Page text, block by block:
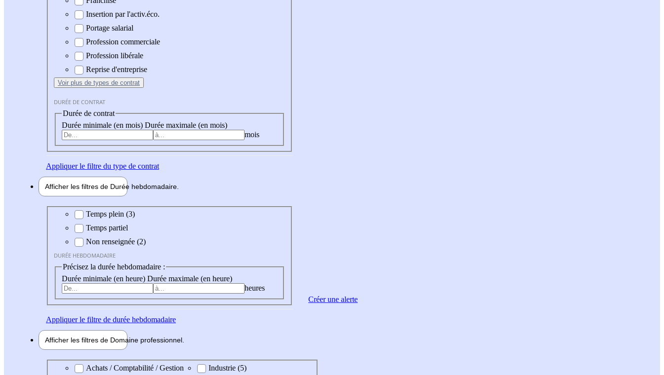
Insertion par l'activ.éco.
Portage salarial
Profession commerciale
Profession libérale
Reprise d'entreprise
Voir plus de types de contrat
DURÉE DE CONTRAT
Durée de contrat
Durée minimale (en mois) Durée maximale (en mois)
mois
Appliquerle filtre du type de contrat
Afficher les filtres de Durée hebdomadaire
Durée hebdomadaire
Temps plein (3)
Temps partiel
Non renseignée (2)
DURÉE HEBDOMADAIRE
Précisez la durée hebdomadaire :
Durée minimale (en heure) Durée maximale (en heure)
heures
Appliquerle filtre de durée hebdomadaire
Afficher les filtres de Domaine professionnel
Domaine professionel
Achats / Comptabilité / Gestion
Industrie (5)
Créer une alerte